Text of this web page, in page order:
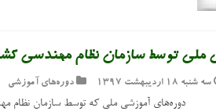
توسط سازمان نظام مهندسی
سه شنبه ۱۸ اردیبهشت ۱۳۹۷ دوره‌های آموزشی
دوره‌های آموزشی ملی که توسط سازمان نظام